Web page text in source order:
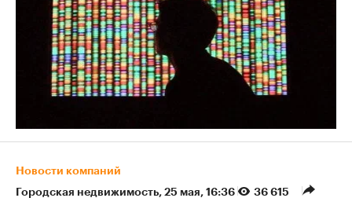
Новости компаний
Городская недвижимость⁠, 25 мая, 16:36 36 615